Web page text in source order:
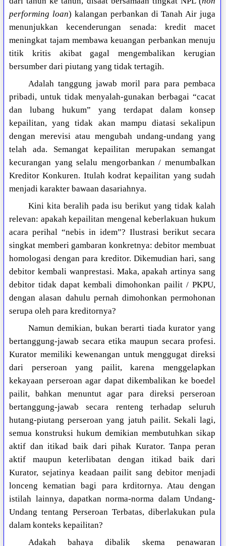
performing loan) kalangan perbankan di Tanah Air juga
menunjukkan kecenderungan senada: kredit macet
meningkat tajam membawa keuangan perbankan menuju
titik kritis akibat gagal mengembalikan kerugian
bersumber dari piutang yang tidak tertagih.
Adalah tanggung jawab moril para para pembaca
pribadi, untuk tidak menyalah-gunakan berbagai “cacat
dan lubang hukum” yang terdapat dalam konsep
kepailitan, yang tidak akan mampu diatasi sekalipun
dengan merevisi atau mengubah undang-undang yang
telah ada. Semangat kepailitan merupakan semangat
kecurangan yang selalu mengorbankan / menumbalkan
Kreditor Konkuren. Itulah kodrat kepailitan yang sudah
menjadi karakter bawaan dasariahnya.
Kini kita beralih pada isu berikut yang tidak kalah
relevan: apakah kepailitan mengenal keberlakuan hukum
acara perihal “nebis in idem”? Ilustrasi berikut secara
singkat memberi gambaran konkretnya: debitor membuat
homologasi dengan para kreditor. Dikemudian hari, sang
debitor kembali wanprestasi. Maka, apakah artinya sang
debitor tidak dapat kembali dimohonkan pailit / PKPU,
dengan alasan dahulu pernah dimohonkan permohonan
serupa oleh para kreditornya?
Namun demikian, bukan berarti tiada kurator yang
bertanggung-jawab secara etika maupun secara profesi.
Kurator memiliki kewenangan untuk menggugat direksi
dari perseroan yang pailit, karena menggelapkan
kekayaan perseroan agar dapat dikembalikan ke boedel
pailit, bahkan menuntut agar para direksi perseroan
bertanggung-jawab secara renteng terhadap seluruh
hutang-piutang perseroan yang jatuh pailit. Sekali lagi,
semua konstruksi hukum demikian membutuhkan sikap
aktif dan itikad baik dari pihak Kurator. Tanpa peran
aktif maupun keterlibatan dengan itikad baik dari
Kurator, sejatinya keadaan pailit sang debitor menjadi
lonceng kematian bagi para krditornya. Atau dengan
istilah lainnya, dapatkan norma-norma dalam Undang-
Undang tentang Perseroan Terbatas, diberlakukan pula
dalam konteks kepailitan?
Adakah bahaya dibalik skema penawaran